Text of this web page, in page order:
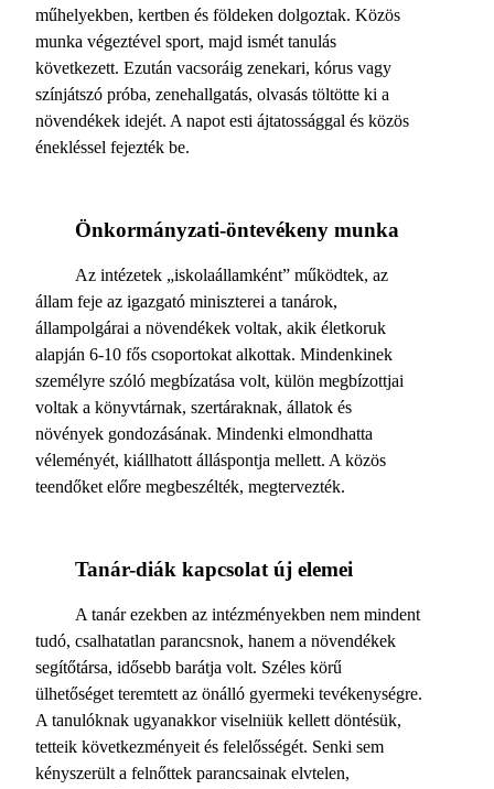
műhelyekben, kertben és földeken dolgoztak. Közös
munka végeztével sport, majd ismét tanulás
következett. Ezután vacsoráig zenekari, kórus vagy
színjátszó próba, zenehallgatás, olvasás töltötte ki a
növendékek idejét. A napot esti ájtatossággal és közös
énekléssel fejezték be.
Önkormányzati-öntevékeny munka
Az intézetek „iskolaállamként” működtek, az
állam feje az igazgató miniszterei a tanárok,
állampolgárai a növendékek voltak, akik életkoruk
alapján 6-10 fős csoportokat alkottak. Mindenkinek
személyre szóló megbízatása volt, külön megbízottjai
voltak a könyvtárnak, szertáraknak, állatok és
növények gondozásának. Mindenki elmondhatta
véleményét, kiállhatott álláspontja mellett. A közös
teendőket előre megbeszélték, megtervezték.
Tanár-diák kapcsolat új elemei
A tanár ezekben az intézményekben nem mindent
tudó, csalhatatlan parancsnok, hanem a növendékek
segítőtársa, idősebb barátja volt. Széles körű
ülhetőséget teremtett az önálló gyermeki tevékenységre.
A tanulóknak ugyanakkor viselniük kellett döntésük,
tetteik következményeit és felelősségét. Senki sem
kényszerült a felnőttek parancsainak elvtelen,